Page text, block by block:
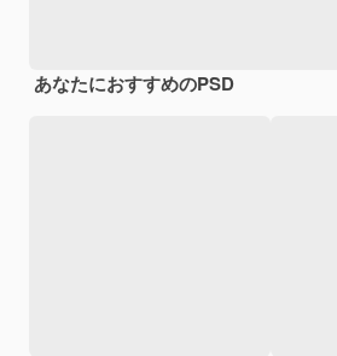
あなたにおすすめのPSD